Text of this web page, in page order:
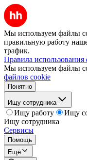
Мы используем файлы
правильную работу
трафик.
Правила
Мы используем файлы
файлов cookie
Понятно
Ищу сотрудника
Ищу работу
Ищу
Ищу сотрудника
Сервисы
Помощь
Ещё